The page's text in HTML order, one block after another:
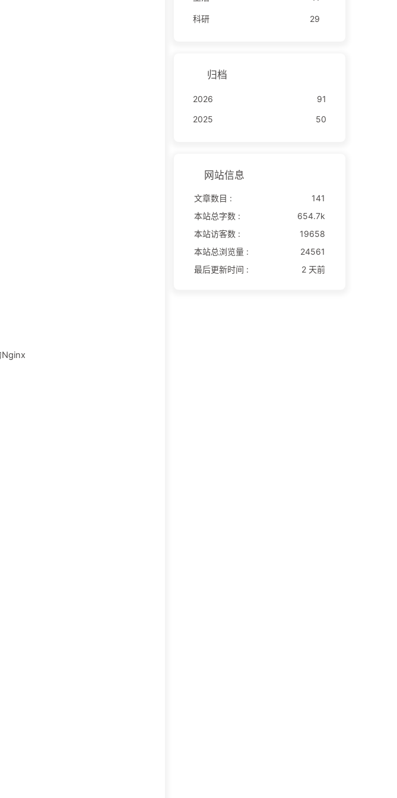
Nginx
科研 29
归档
2026
91
2025
50
网站信息
文章数目 :
141
本站总字数 :
654.7k
本站访客数 :
19658
本站总浏览量 :
24561
最后更新时间 :
2 天前